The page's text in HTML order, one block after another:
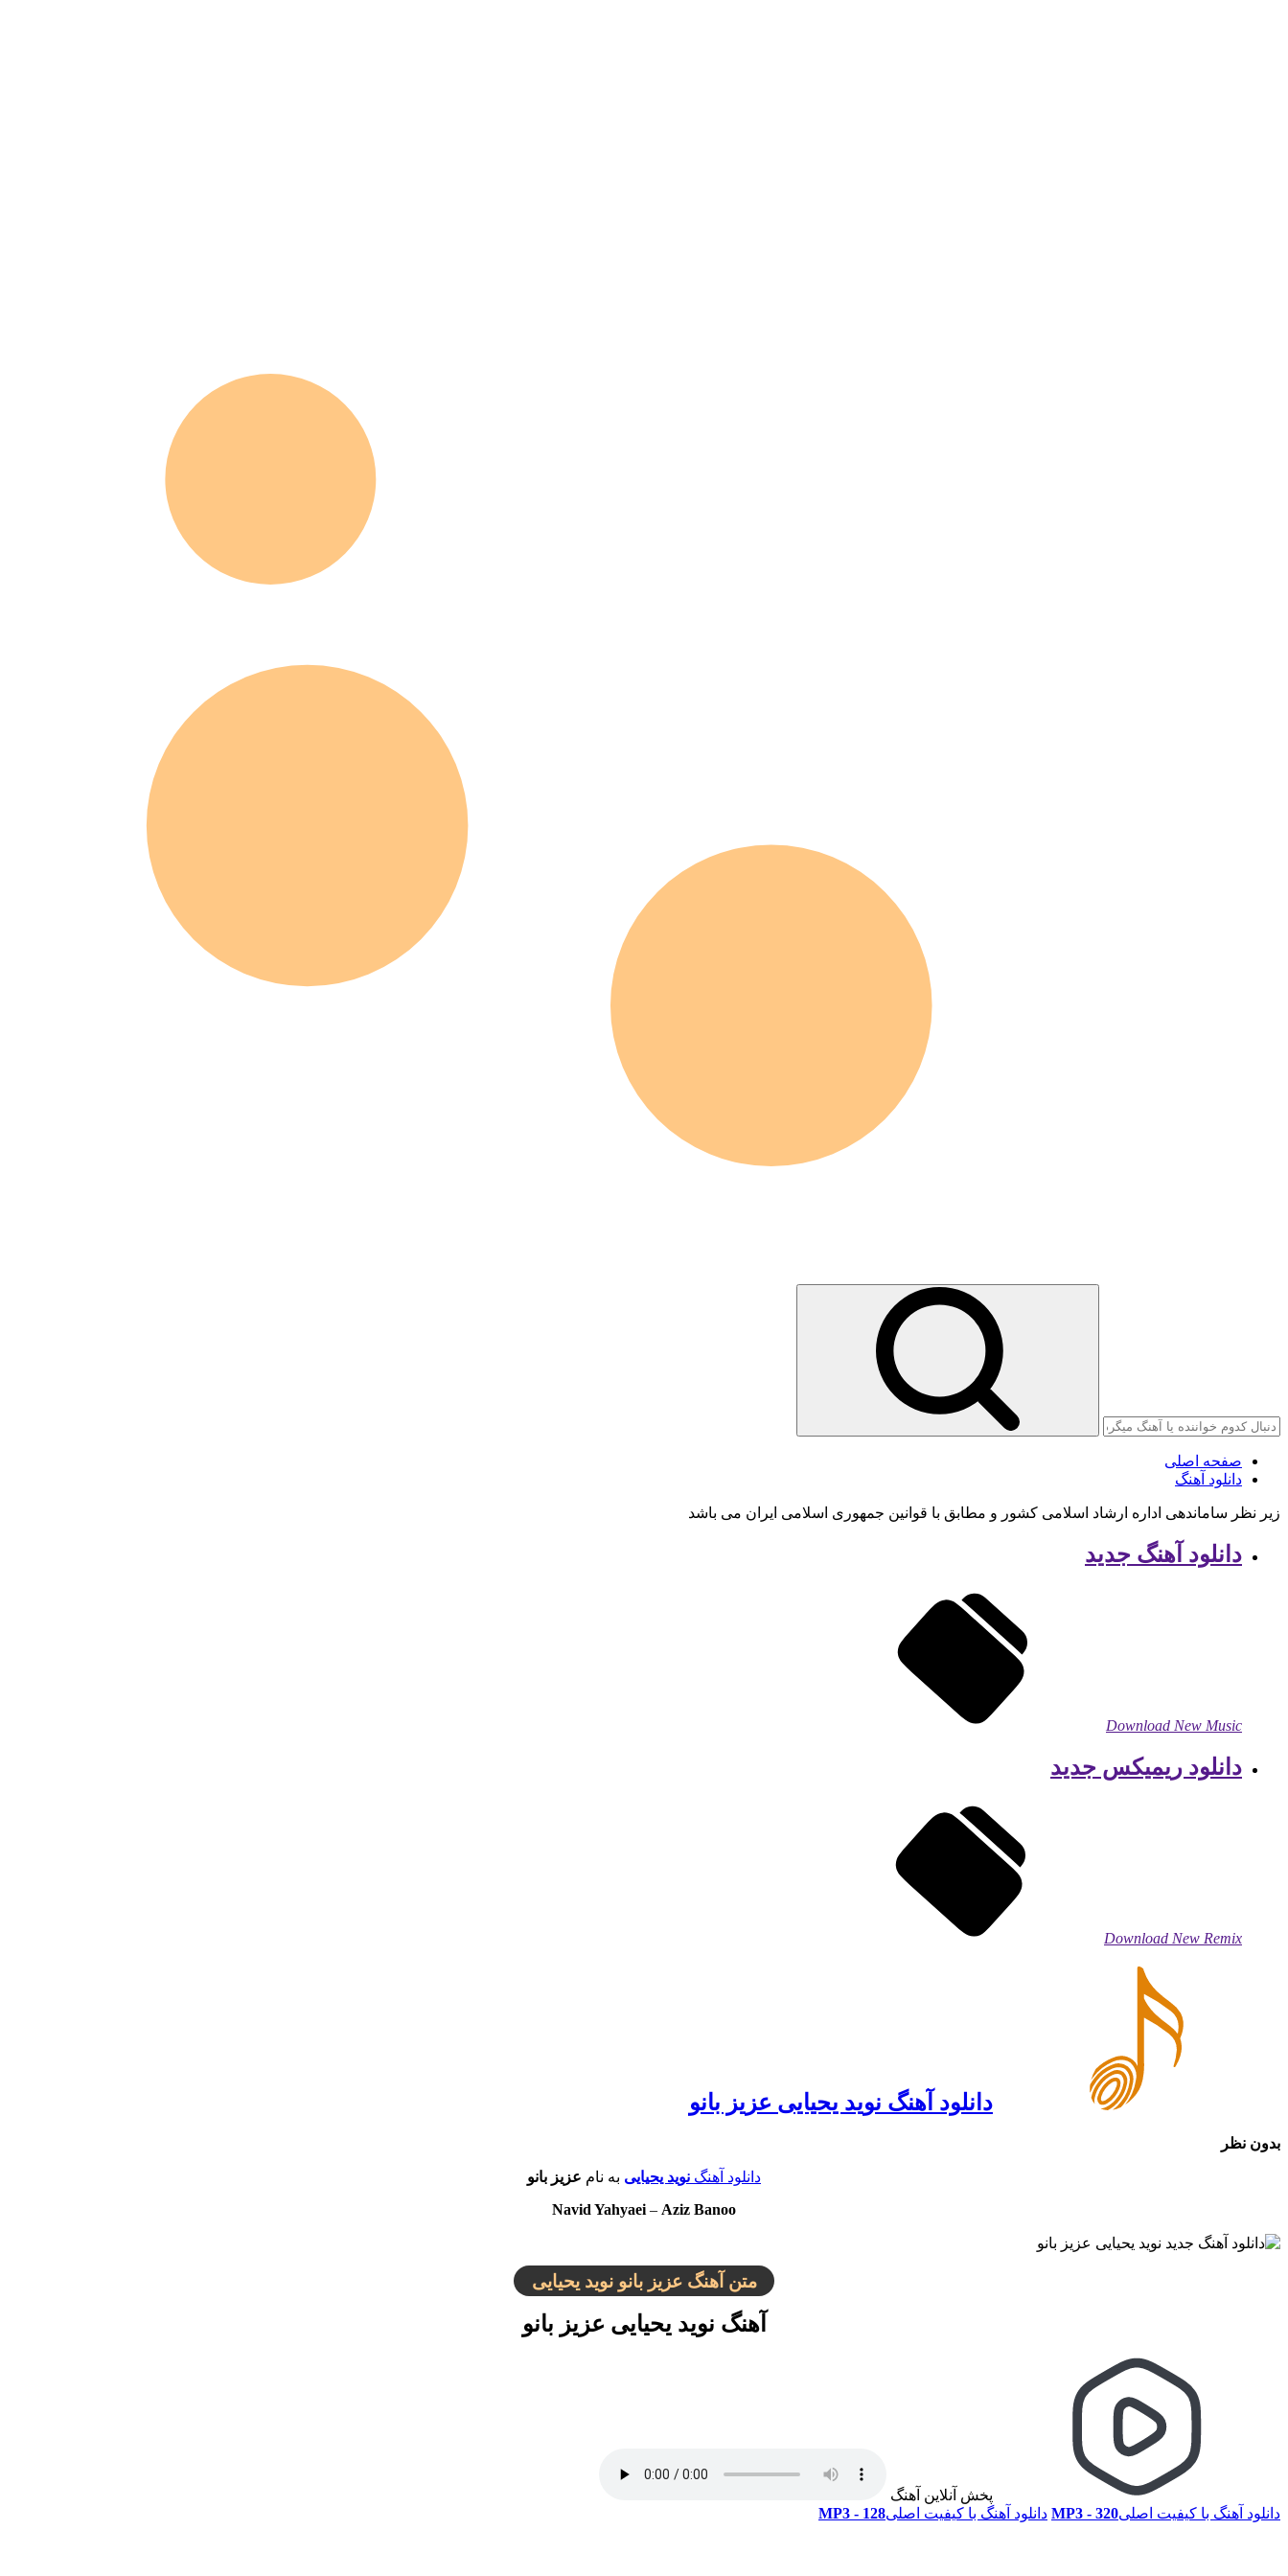
صفحه اصلی
دانلود آهنگ
زیر نظر ساماندهی اداره ارشاد اسلامی کشور و مطابق با قوانین جمهوری اسلامی ایران می باشد
دانلود آهنگ جدید
Download New Music
دانلود ریمیکس جدید
Download New Remix
دانلود آهنگ نوید یحیایی عزیز بانو
بدون نظر
دانلود آهنگ نوید یحیایی به نام عزیز بانو
Navid Yahyaei– Aziz Banoo
متن آهنگ عزیز بانو نوید یحیایی
آهنگ نوید یحیایی عزیز بانو
پخش آنلاین آهنگ
دانلود آهنگ با کیفیت اصلی320 - MP3 دانلود آهنگ با کیفیت اصلی128 - MP3